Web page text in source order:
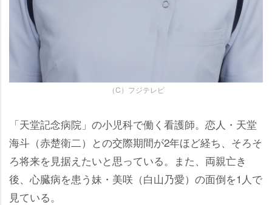
（C）フジテレビ
「天堂記念病院」の小児科で働く看護師。恋人・天堂
海斗（赤楚衛二）との交際期間が2年ほど経ち、そろそ
ろ将来を見据えたいと思っている。また、両親亡き
後、心臓病を患う妹・美咲（白山乃愛）の面倒を1人で
見ている。